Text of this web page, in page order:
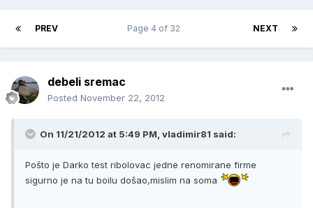
PREV NEXT
Page 4 of 32
debeli sremac
Posted November 22, 2012
On 11/21/2012 at 5:49 PM, vladimir81 said:
Pošto je Darko test ribolovac jedne renomirane firme
sigurno je na tu boilu došao,mislim na soma